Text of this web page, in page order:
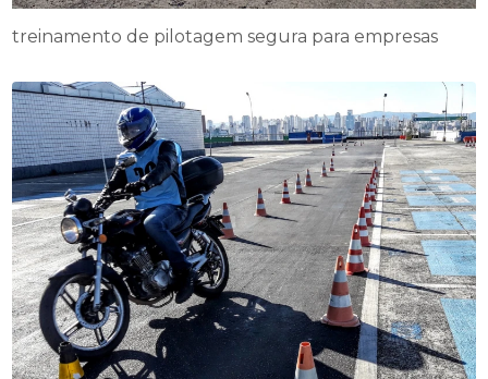
treinamento de pilotagem segura para empresas